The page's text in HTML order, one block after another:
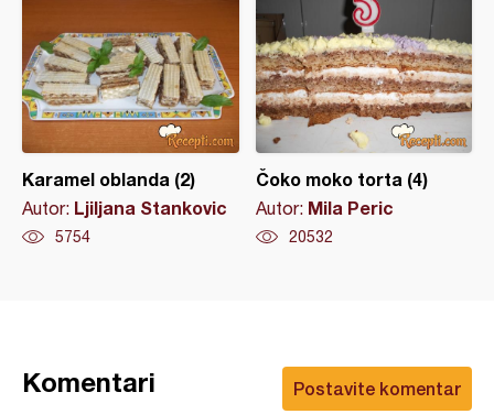
Karamel oblanda (2)
Autor: Ljiljana Stankovic
5754
Čoko moko torta (4)
Autor: Mila Peric
20532
Postavite komentar
Komentari